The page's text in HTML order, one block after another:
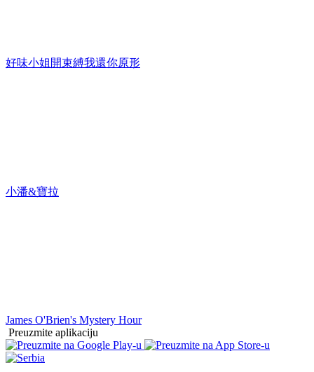
好味小姐開束縛我還你原形
小潘&寶拉
James O'Brien's Mystery Hour
Preuzmite aplikaciju